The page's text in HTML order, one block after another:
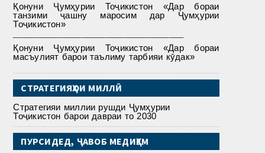
Қонуни Ҷумҳурии Тоҷикистон «Дар бораи
танзими ҷашну маросим дар Ҷумҳурии
Тоҷикистон»
Қонуни Ҷумҳурии Тоҷикистон «Дар бораи
масъулият барои таълиму тарбияи кӯдак»
СТРАТЕГИЯҲОИ МИЛЛӢ
Стратегияи миллии рушди Ҷумҳурии
Тоҷикистон барои давраи то 2030
ПУРСИДЕД, ҶАВОБ МЕДИҲЕМ